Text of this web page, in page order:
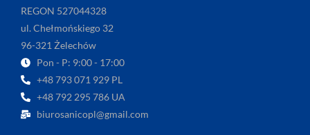
REGON 527044328
ul. Chełmońskiego 32
96-321 Żelechów
Pon - P: 9:00 - 17:00
+48 793 071 929 PL
+48 792 295 786 UA
biurosanicopl@gmail.com